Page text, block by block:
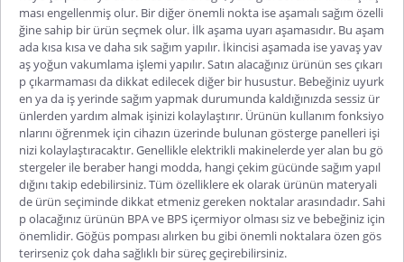
ması engellenmiş olur. Bir diğer önemli nokta ise aşamalı sağım özelli
ğine sahip bir ürün seçmek olur. İlk aşama uyarı aşamasıdır. Bu aşam
ada kısa kısa ve daha sık sağım yapılır. İkincisi aşamada ise yavaş yav
aş yoğun vakumlama işlemi yapılır. Satın alacağınız ürünün ses çıkarı
p çıkarmaması da dikkat edilecek diğer bir husustur. Bebeğiniz uyurk
en ya da iş yerinde sağım yapmak durumunda kaldığınızda sessiz ür
ünlerden yardım almak işinizi kolaylaştırır. Ürünün kullanım fonksiyo
nlarını öğrenmek için cihazın üzerinde bulunan gösterge panelleri işi
nizi kolaylaştıracaktır. Genellikle elektrikli makinelerde yer alan bu gö
stergeler ile beraber hangi modda, hangi çekim gücünde sağım yapıl
dığını takip edebilirsiniz. Tüm özelliklere ek olarak ürünün materyali
de ürün seçiminde dikkat etmeniz gereken noktalar arasındadır. Sahi
p olacağınız ürünün BPA ve BPS içermiyor olması siz ve bebeğiniz için
önemlidir. Göğüs pompası alırken bu gibi önemli noktalara özen gös
terirseniz çok daha sağlıklı bir süreç geçirebilirsiniz.